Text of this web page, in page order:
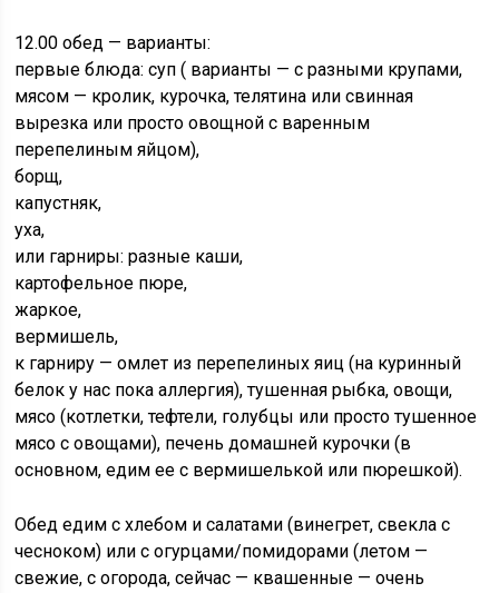
12.00 обед — варианты:
первые блюда: суп ( варианты — с разными крупами,
мясом — кролик, курочка, телятина или свинная
вырезка или просто овощной с варенным
перепелиным яйцом),
борщ,
капустняк,
уха,
или гарниры: разные каши,
картофельное пюре,
жаркое,
вермишель,
к гарниру — омлет из перепелиных яиц (на куринный
белок у нас пока аллергия), тушенная рыбка, овощи,
мясо (котлетки, тефтели, голубцы или просто тушенное
мясо с овощами), печень домашней курочки (в
основном, едим ее с вермишелькой или пюрешкой).
Обед едим с хлебом и салатами (винегрет, свекла с
чесноком) или с огурцами/помидорами (летом —
свежие, с огорода, сейчас — квашенные — очень